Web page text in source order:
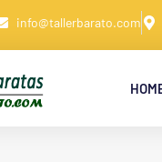
info@tallerbarato.com